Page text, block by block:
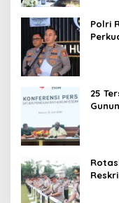
Polri
25